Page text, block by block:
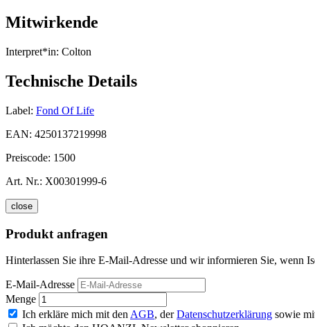
Mitwirkende
Interpret*in: Colton
Technische Details
Label: Fond Of Life
EAN: 4250137219998
Preiscode: 1500
Art. Nr.: X00301999-6
close
Produkt anfragen
Hinterlassen Sie ihre E-Mail-Adresse und wir informieren Sie, wenn
E-Mail-Adresse
Menge
Ich erkläre mich mit den AGB, derDatenschutzerklärung sowie